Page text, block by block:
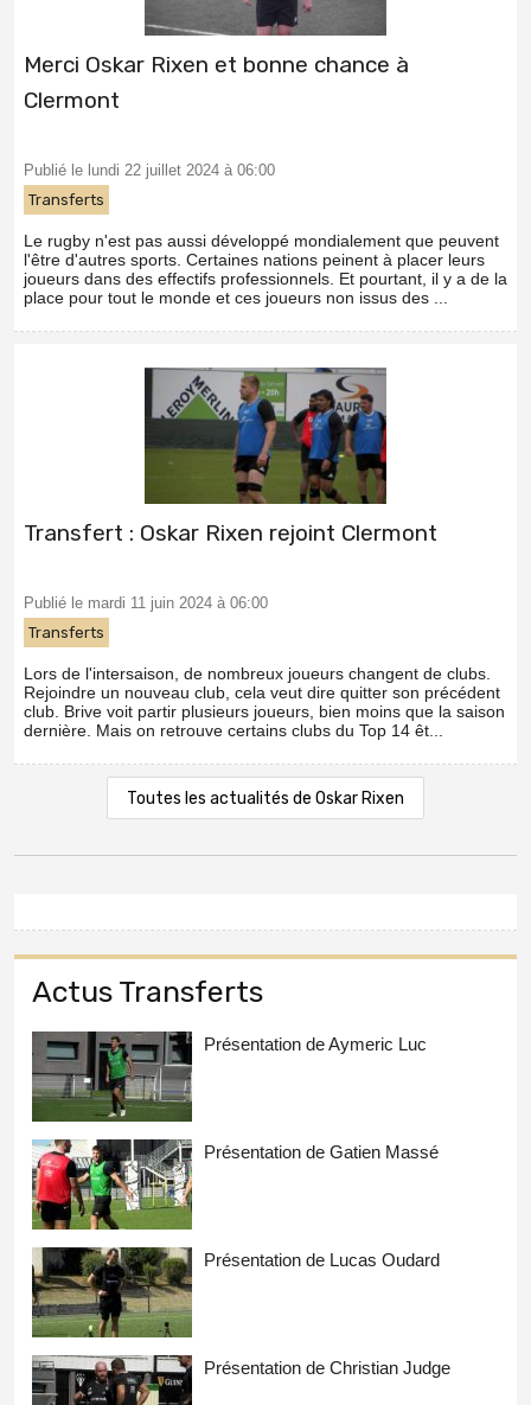
Merci Oskar Rixen et bonne chance à
Clermont
Publié le lundi 22 juillet 2024 à 06:00
Transferts
Le rugby n'est pas aussi développé mondialement que peuvent
l'être d'autres sports. Certaines nations peinent à placer leurs
joueurs dans des effectifs professionnels. Et pourtant, il y a de la
place pour tout le monde et ces joueurs non issus des ...
Transfert : Oskar Rixen rejoint Clermont
Publié le mardi 11 juin 2024 à 06:00
Transferts
Lors de l'intersaison, de nombreux joueurs changent de clubs.
Rejoindre un nouveau club, cela veut dire quitter son précédent
club. Brive voit partir plusieurs joueurs, bien moins que la saison
dernière. Mais on retrouve certains clubs du Top 14 êt...
Toutes les actualités de Oskar Rixen
Actus Transferts
Présentation de Aymeric Luc
Présentation de Gatien Massé
Présentation de Lucas Oudard
Présentation de Christian Judge